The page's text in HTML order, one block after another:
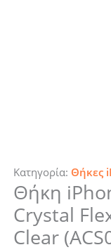
Κατηγορία: Θήκες
Θήκη
Crystal
Clear